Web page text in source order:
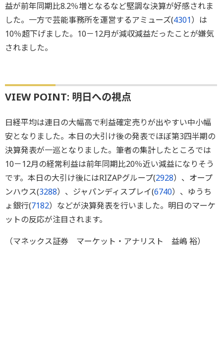
益が前年同期比8.2％増となるなど堅調な決算が好感されま
した。一方で芸能事務所を運営するアミューズ(4301）は
10％超下げました。10－12月が減収減益だったことが嫌気
されました。
VIEW POINT: 明日への視点
日経平均は連日の大幅高で利益確定売りが出やすい中小幅
安となりました。本日の大引け後の発表でほぼ第3四半期の
決算発表が一巡となりました。筆者の集計したところでは
10－12月の経常利益は前年同期比20％近い減益になりそう
です。本日の大引け後にはRIZAPグループ(2928）、オープ
ンハウス(3288）、ジャパンディスプレイ(6740）、ゆうち
ょ銀行(7182）などが決算発表を行いました。明日のマーケ
ットの反応が注目されます。
（マネックス証券 マーケット・アナリスト 益嶋 裕）